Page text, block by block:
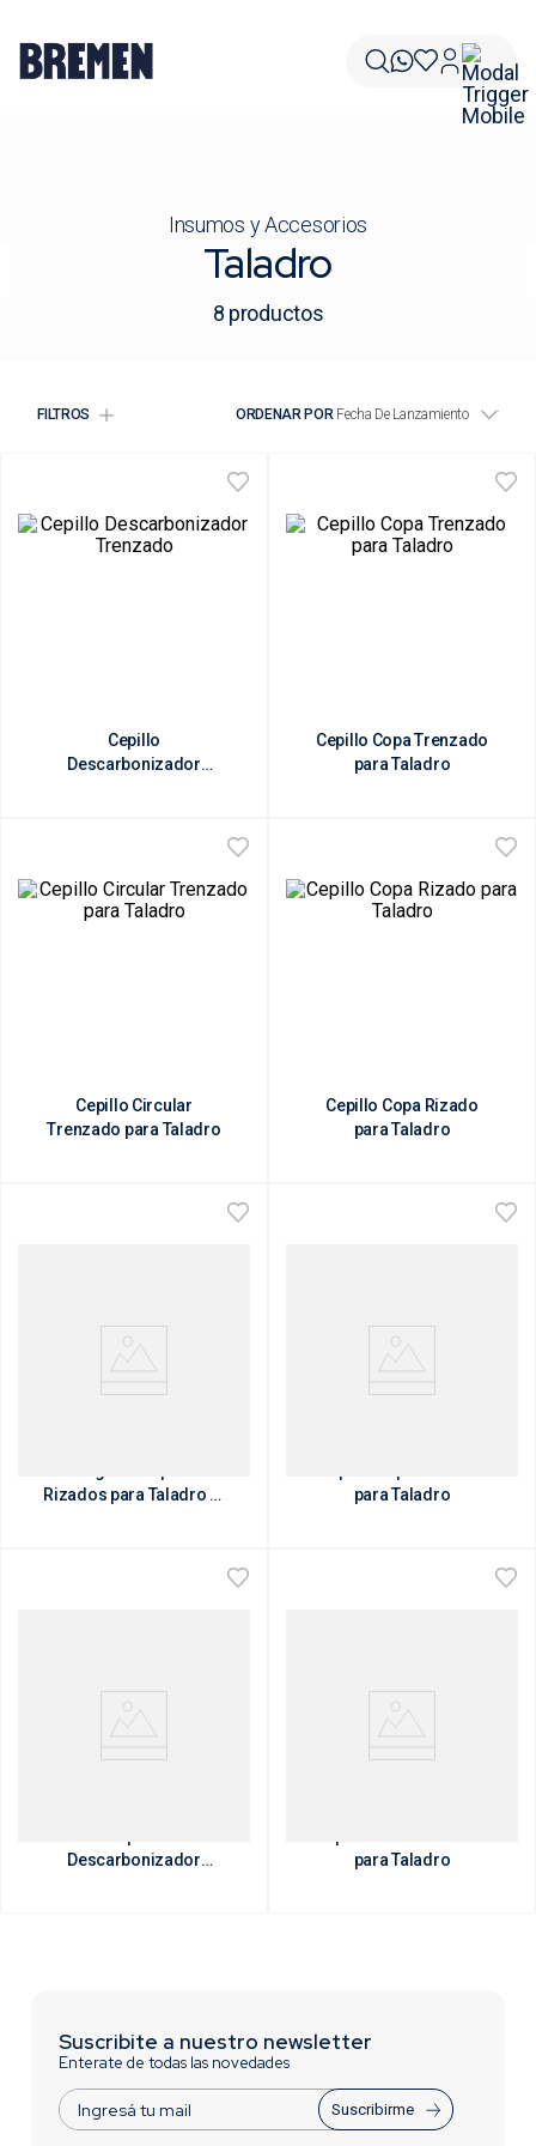
Insumos y Accesorios
Taladro
8 productos
FILTROS ORDENAR POR Fecha De Lanzamiento
Cepillo
Descarbonizador
Cepillo Copa Trenzado
para Taladro
Cepillo Circular
Trenzado para Taladro
Cepillo Copa Rizado
para Taladro
Rizados para Taladro (3
para Taladro
Descarbonizador
para Taladro
Suscribite a nuestro newsletter
Enterate de todas las novedades
Suscribirme